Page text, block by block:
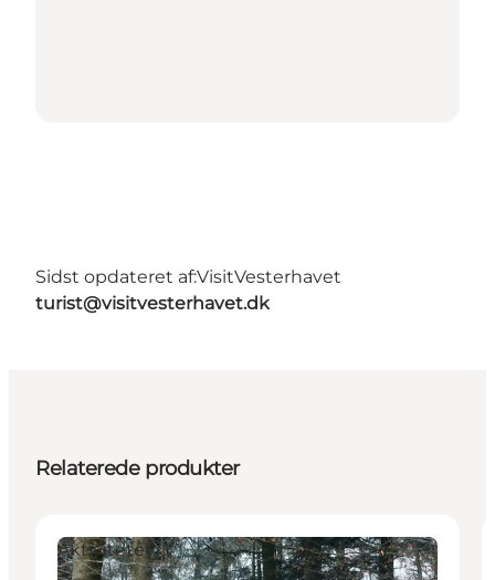
Sidst opdateret af:VisitVesterhavet
turist@visitvesterhavet.dk
Relaterede produkter
Aktiviteter